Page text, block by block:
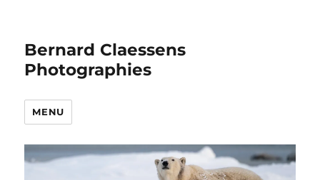
Bernard Claessens
Photographies
MENU